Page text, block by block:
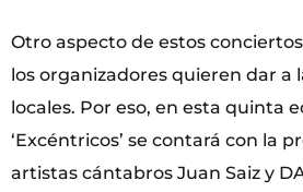
Otro aspecto de estos
los organizadores quieren dar a
locales. Por eso, en esta quinta
‘Excéntricos’ se contará con la
artistas cántabros Juan Saiz y